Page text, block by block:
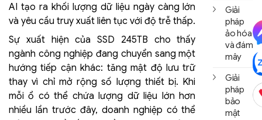
AI tạo ra khối lượng dữ liệu ngày càng lớn
và yêu cầu truy xuất liên tục với độ trễ thấp.
Sự xuất hiện của SSD 245TB cho thấy
ngành công nghiệp đang chuyển sang một
hướng tiếp cận khác: tăng mật độ lưu trữ
thay vì chỉ mở rộng số lượng thiết bị. Khi
mỗi ổ có thể chứa lượng dữ liệu lớn hơn
nhiều lần trước đây, doanh nghiệp có thể
Giải
pháp
ảo hóa
và đám
mây
Giải
pháp
bảo
mật